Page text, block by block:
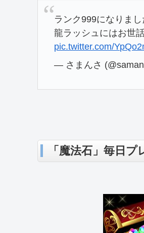
ランク999になりま
龍ラッシュにはお世
pic.twitter.com/
— さまんさ
「魔法石」毎日プ